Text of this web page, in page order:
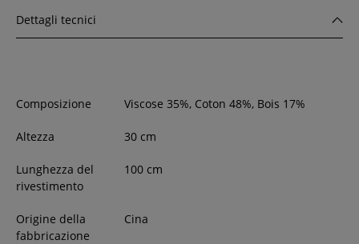
Dettagli tecnici
Composizione Viscose 35%, Coton 48%, Bois 17%
Altezza 30 cm
Lunghezza del
rivestimento
100 cm
Origine della
fabbricazione
Cina